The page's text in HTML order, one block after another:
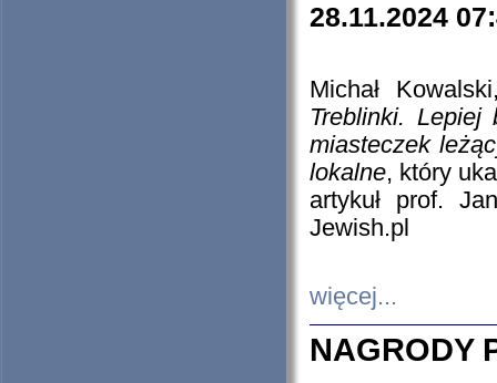
28.11.2024
Michał
Treblinki. Lepiej
miasteczek
lokalne, który
artykuł prof.
Jewish.pl
więcej...
NAGRODY